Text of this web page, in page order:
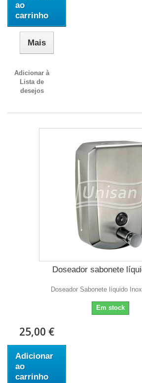
ao
carrinho
Mais
Adicionar à
Lista de
desejos
Doseador sabonete
Doseador Sabonete líquido
Em stock
25,00 €
Adicionar
ao
carrinho